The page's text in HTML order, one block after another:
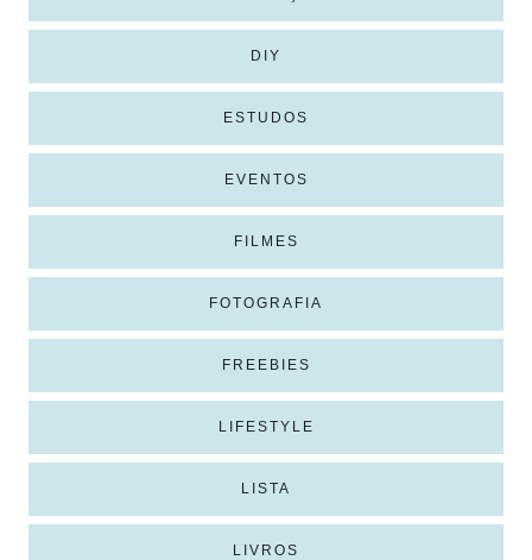
DIY
ESTUDOS
EVENTOS
FILMES
FOTOGRAFIA
FREEBIES
LIFESTYLE
LISTA
LIVROS